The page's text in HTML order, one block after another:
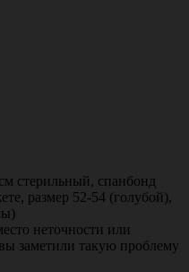
стерильный, спанбонд
размер 52-54 (голубой),
неточности или
заметили такую проблему